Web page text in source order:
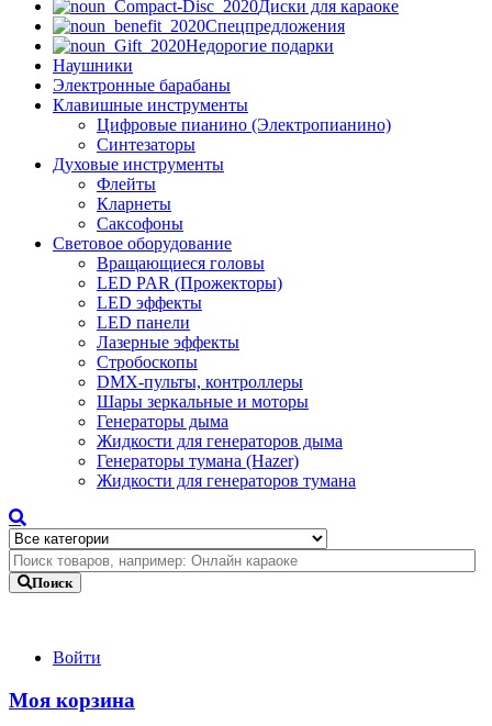
Диски для караоке
Спецпредложения
Недорогие подарки
Наушники
Электронные барабаны
Клавишные инструменты
Цифровые пианино (Электропианино)
Синтезаторы
Духовые инструменты
Флейты
Кларнеты
Саксофоны
Световое оборудование
Вращающиеся головы
LED PAR (Прожекторы)
LED эффекты
LED панели
Лазерные эффекты
Стробоскопы
DMX-пульты, контроллеры
Шары зеркальные и моторы
Генераторы дыма
Жидкости для генераторов дыма
Генераторы тумана (Hazer)
Жидкости для генераторов тумана
Поиск
Войти
Моя корзина